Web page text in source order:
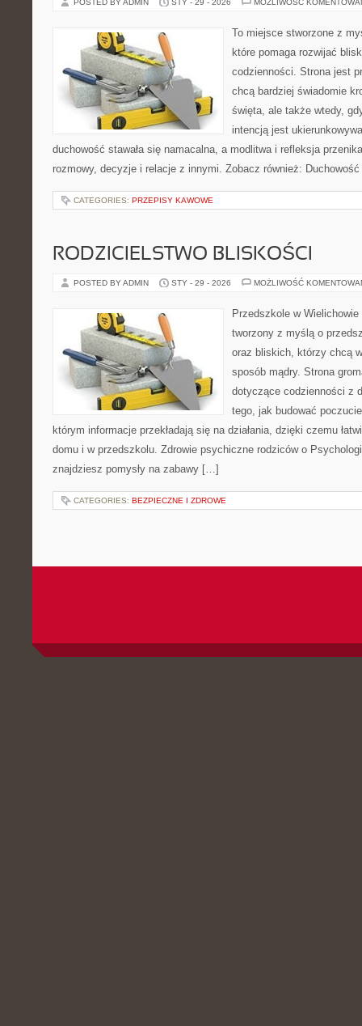
POSTED BY ADMIN STY - 29 - 2026 MOŻLIWOŚĆ
To miejsce stworzone z
które pomaga rozwijać
codzienności. Strona jest
chcą bardziej świadomie
święta, ale także wtedy,
intencją jest
duchowość stawała się namacalna, a modlitwa i refleksja
rozmowy, decyzje i relacje z innymi. Zobacz również:
CATEGORIES: PRZEPISY KAWOWE
RODZICIELSTWO BLISKOŚCI
POSTED BY ADMIN STY - 29 - 2026 MOŻLIWOŚĆ
Przedszkole w
tworzony z myślą o
oraz bliskich, którzy chcą
sposób mądry. Strona
dotyczące codzienności z
tego, jak budować
którym informacje przekładają się na działania, dzięki czemu
domu i w przedszkolu. Zdrowie psychiczne rodziców o
znajdziesz pomysły na zabawy […]
CATEGORIES: BEZPIECZNE I ZDROWE